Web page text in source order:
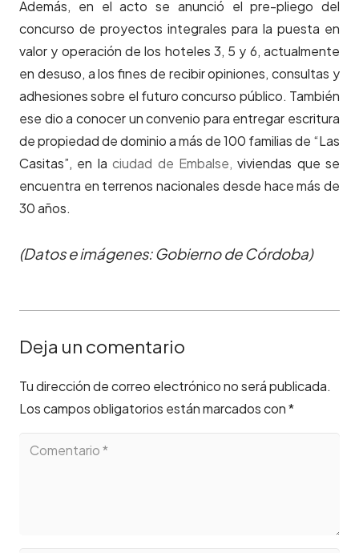
Además, en el acto se anunció el pre-pliego del
concurso de proyectos integrales para la puesta en
valor y operación de los hoteles 3, 5 y 6, actualmente
en desuso, a los fines de recibir opiniones, consultas y
adhesiones sobre el futuro concurso público. También
ese dio a conocer un convenio para entregar escritura
de propiedad de dominio a más de 100 familias de “Las
Casitas”, en laciudad de Embalse, viviendas que se
encuentra en terrenos nacionales desde hace más de
30 años.
(Datos e imágenes: Gobierno de Córdoba)
Deja un comentario
Tu dirección de correo electrónico no será publicada.
Los campos obligatorios están marcados con*